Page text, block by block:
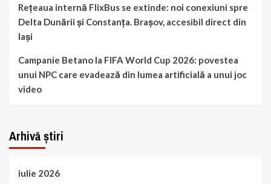
Rețeaua internă FlixBus se extinde: noi conexiuni spre
Delta Dunării și Constanța. Brașov, accesibil direct din
Iași
Campanie Betano la FIFA World Cup 2026: povestea
unui NPC care evadează din lumea artificială a unui joc
video
Arhivă știri
iulie 2026